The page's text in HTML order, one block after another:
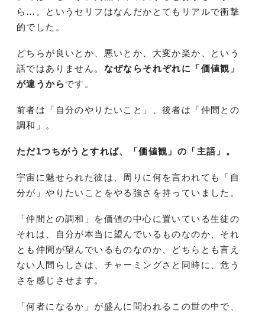
ら…。というセリフはなんだかとてもリアルで衝撃
的でした。
どちらが良いとか、悪いとか、大変か楽か、という
話ではありません。 なぜならそれぞれに「価値観」
が違うからです。
前者は「自分のやりたいこと」、後者は「仲間との
調和」。
ただ1つちがうとすれば、「価値観」の「主語」。
宇宙に魅せられた彼は、周りに何を言われても「自
分が」やりたいことをやる強さを持っていました。
「仲間との調和」を価値の中心に置いている生徒の
それは、自分が本当に望んでいるものなのか、それ
とも仲間が望んでいるものなのか、どちらとも言え
ない人間らしさは、チャーミングさと同時に、危う
さを感じさせます。
「何者になるか」が盛んに問われるこの世の中で、